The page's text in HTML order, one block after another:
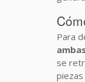
Para
se